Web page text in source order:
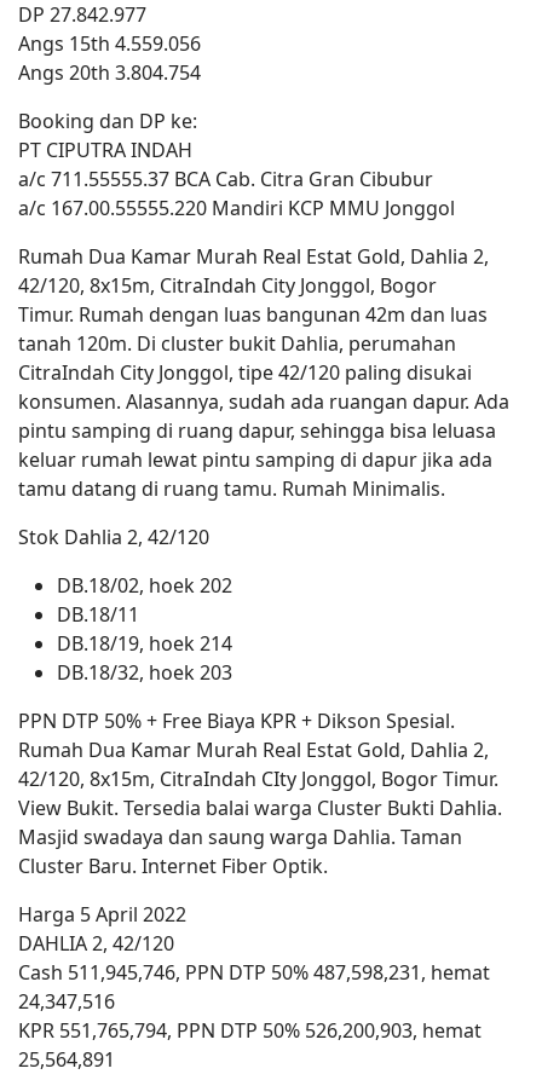
DP 27.842.977
Angs 15th 4.559.056
Angs 20th 3.804.754
Booking dan DP ke:
PT CIPUTRA INDAH
a/c 711.55555.37 BCA Cab. Citra Gran Cibubur
a/c 167.00.55555.220 Mandiri KCP MMU Jonggol
Rumah Dua Kamar Murah Real Estat Gold, Dahlia 2,
42/120, 8x15m, CitraIndah City Jonggol, Bogor
Timur. Rumah dengan luas bangunan 42m dan luas
tanah 120m. Di cluster bukit Dahlia, perumahan
CitraIndah City Jonggol, tipe 42/120 paling disukai
konsumen. Alasannya, sudah ada ruangan dapur. Ada
pintu samping di ruang dapur, sehingga bisa leluasa
keluar rumah lewat pintu samping di dapur jika ada
tamu datang di ruang tamu. Rumah Minimalis.
Stok Dahlia 2, 42/120
DB.18/02, hoek 202
DB.18/11
DB.18/19, hoek 214
DB.18/32, hoek 203
PPN DTP 50% + Free Biaya KPR + Dikson Spesial.
Rumah Dua Kamar Murah Real Estat Gold, Dahlia 2,
42/120, 8x15m, CitraIndah CIty Jonggol, Bogor Timur.
View Bukit. Tersedia balai warga Cluster Bukti Dahlia.
Masjid swadaya dan saung warga Dahlia. Taman
Cluster Baru. Internet Fiber Optik.
Harga 5 April 2022
DAHLIA 2, 42/120
Cash 511,945,746, PPN DTP 50% 487,598,231, hemat
24,347,516
KPR 551,765,794, PPN DTP 50% 526,200,903, hemat
25,564,891